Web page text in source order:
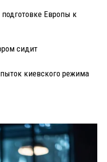
Европы к
сидит
киевского режима